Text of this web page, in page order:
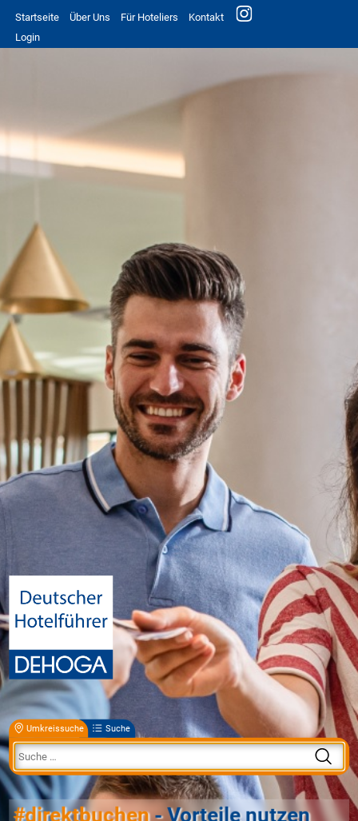
Startseite Über Uns Für Hoteliers
Kontakt
Login
Umkreissuche Suche
#direktbuchen- Vorteile nutzen